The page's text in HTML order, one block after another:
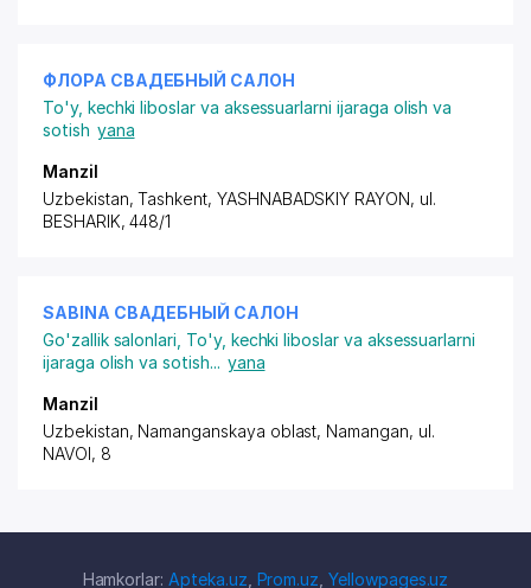
ФЛОРА СВАДЕБНЫЙ САЛОН
To'y, kechki liboslar va aksessuarlarni ijaraga olish va
sotish yana
Manzil
Uzbekistan, Tashkent, YASHNABADSKIY RAYON, ul.
BESHARIK, 448/1
SABINA СВАДЕБНЫЙ САЛОН
Go'zallik salonlari To'y, kechki liboslar va aksessuarlarni
ijaraga olish va sotish... yana
Manzil
Uzbekistan, Namanganskaya oblast, Namangan, ul.
NAVOI, 8
Hamkorlar: Apteka.uz Prom.uz ,Yellowpages.uz